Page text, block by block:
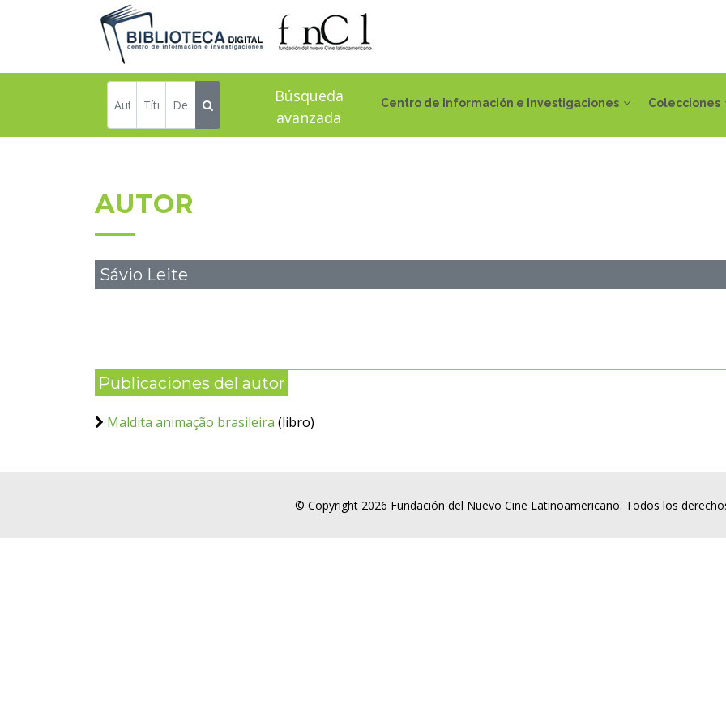
Centro de Información e Investigaciones Colecciones
Búsqueda
avanzada
AUTOR
Sávio Leite
Publicaciones del autor
Maldita animação brasileira (libro)
© Copyright 2026 Fundación del Nuevo Cine Latinoamericano. Todos los